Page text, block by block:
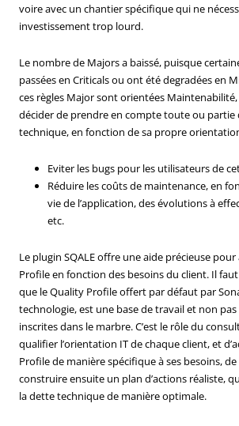
voire avec un chantier spécifique qui ne
investissement trop lourd.
Le nombre de Majors a baissé, puisque
passées en Criticals ou ont été degradées en
ces règles Major sont orientées
décider de prendre en compte toute ou partie
technique, en fonction de sa propre
Eviter les bugs pour les utilisateurs de
Réduire les coûts de maintenance, en
vie de l’application, des évolutions à
etc.
Le plugin SQALE offre une aide précieuse
Profile en fonction des besoins du client. Il
que le Quality Profile offert par défaut par
technologie, est une base de travail et non
inscrites dans le marbre. C’est le rôle du
qualifier l’orientation IT de chaque client, et
Profile de manière spécifique à ses besoins,
construire ensuite un plan d’actions réaliste,
la dette technique de manière optimale.